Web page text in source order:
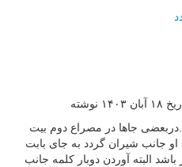
جاها در مصراع دوم بیت
جانب شیران گردد به جای بابت
البته آوردن دوبار کلمه جانب